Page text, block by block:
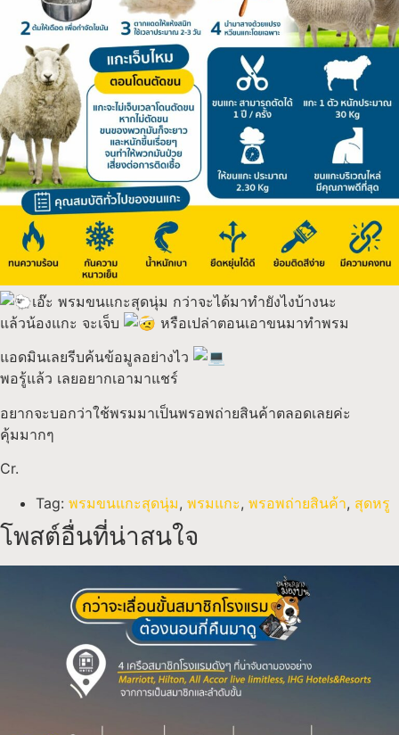
เอ๊ะ พรมขนแกะสุดนุ่ม กว่าจะได้มาทำยังไงบ้างนะ
แล้วน้องแกะ จะเจ็บ
หรือเปล่าตอนเอาขนมาทำพรม
แอดมินเลยรีบค้นข้อมูลอย่างไว
พอรู้แล้ว เลยอยากเอามาแชร์
อยากจะบอกว่าใช้พรมมาเป็นพรอพถ่ายสินค้าตลอดเลยค่ะ
คุ้มมากๆ
Cr.
Tag: พรมขนแกะสุดนุ่ม, พรมแกะ, พรอพถ่ายสินค้า, สุดหรู
โพสต์อื่นที่น่าสนใจ